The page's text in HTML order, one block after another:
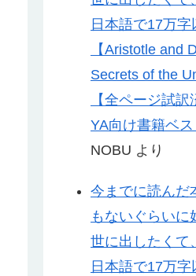
日本語で17万
【Aristotle and
Secrets of the
【全ページ試
YA向け書籍ベス
NOBU より
今までに読んだ
もないぐらいに
世に出したくて
日本語で17万